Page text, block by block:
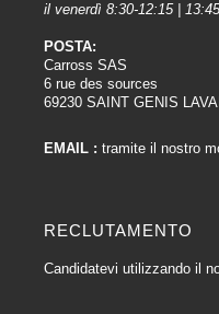
il venerdì 8:30-12:15 |
POSTA:
Carross SAS
6 rue des sources
69230 SAINT GENIS
EMAIL : tramite il nostro
RECLUTAMENTO
Candidatevi utilizzando il